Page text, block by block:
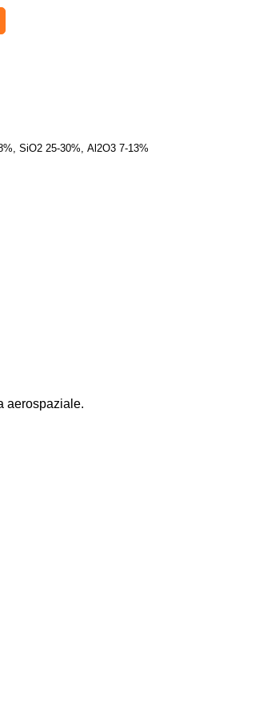
SiO2 25-30%, Al2O3 7-13%
aerospaziale.